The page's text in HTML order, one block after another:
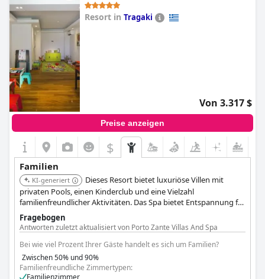
Resort in Tragaki
Von 3.317 $
Preise anzeigen
$
Familien
KI-generiert
Dieses Resort bietet luxuriöse Villen mit
privaten Pools, einen Kinderclub und eine Vielzahl
familienfreundlicher Aktivitäten. Das Spa bietet Entspannung für
Eltern, während Kinder mit speziellen Programmen unterhalten
werden.
Fragebogen
Antworten zuletzt aktualisiert von Porto Zante Villas And Spa
Bei wie viel Prozent Ihrer Gäste handelt es sich um Familien?
Zwischen 50% und 90%
Familienfreundliche Zimmertypen:
Familienzimmer